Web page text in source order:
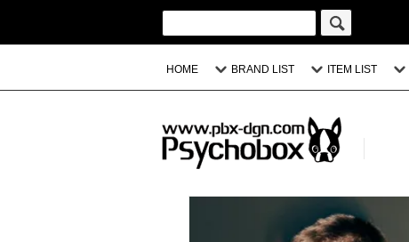
HOME BRAND LIST ITEM LIST